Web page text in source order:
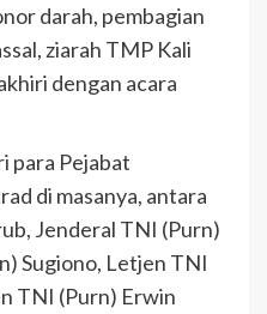
darah, pembagian
ziarah TMP Kali
dengan acara
para Pejabat
di masanya, antara
Jenderal TNI (Purn)
Sugiono, Letjen TNI
TNI (Purn) Erwin